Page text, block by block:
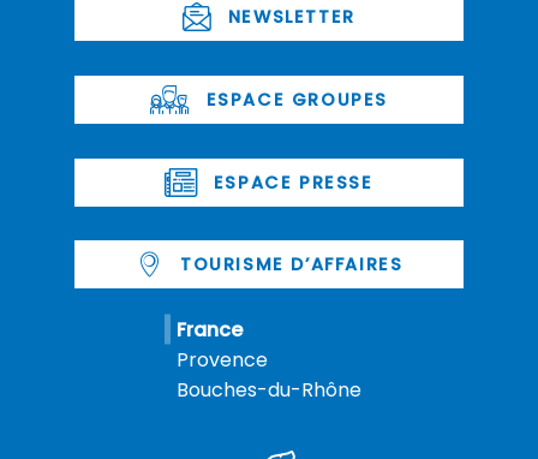
NEWSLETTER
ESPACE GROUPES
ESPACE PRESSE
TOURISME D’AFFAIRES
France
Provence
Bouches-du-Rhône